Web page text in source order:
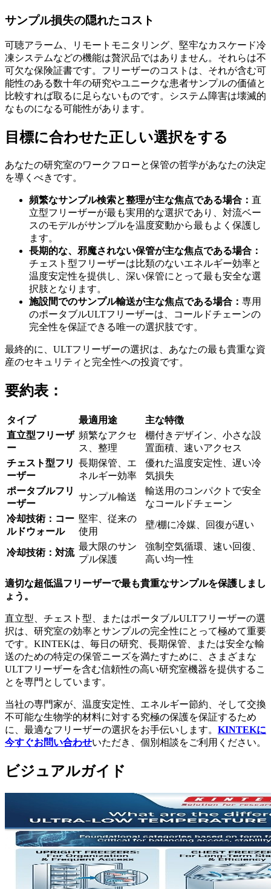
サンプル損失の隠れたコスト
可聴アラーム、リモートモニタリング、堅牢なカスケード冷
凍システムなどの機能は贅沢品ではありません。それらは不
可欠な保険証書です。フリーザーのコストは、それが含む可
能性のある数十年の研究やユニークな患者サンプルの価値と
比較すれば取るに足らないものです。システム障害は壊滅的
なものになる可能性があります。
目標に合わせた正しい選択をする
あなたの研究室のワークフローと保管の哲学があなたの決定
を導くべきです。
頻繁なサンプル検索と整理が主な焦点である場合： 直
立型フリーザーが最も実用的な選択であり、対流ベー
スのモデルがサンプルを温度変動から最もよく保護し
ます。
長期的な、邪魔されない保管が主な焦点である場合：
チェスト型フリーザーは比類のないエネルギー効率と
温度安定性を提供し、深い保管にとって最も安全な選
択肢となります。
施設間でのサンプル輸送が主な焦点である場合： 専用
のポータブルULTフリーザーは、コールドチェーンの
完全性を保証できる唯一の選択肢です。
最終的に、ULTフリーザーの選択は、あなたの最も貴重な資
産のセキュリティと完全性への投資です。
要約表：
タイプ 最適用途
主な特徴
直立型フリーザ
ー
頻繁なアクセ
ス、整理
棚付きデザイン、小さな設
置面積、速いアクセス
チェスト型フリ
ーザー
長期保管、エ
ネルギー効率
優れた温度安定性、遅い冷
気損失
ポータブルフリ
ーザー
サンプル輸送
輸送用のコンパクトで安全
なコールドチェーン
冷却技術：コー
ルドウォール
堅牢、従来の
使用
壁/棚に冷媒、回復が遅い
冷却技術：対流
最大限のサン
プル保護
強制空気循環、速い回復、
高い均一性
適切な超低温フリーザーで最も貴重なサンプルを保護しまし
ょう。
直立型、チェスト型、またはポータブルULTフリーザーの選
択は、研究室の効率とサンプルの完全性にとって極めて重要
です。KINTEKは、毎日の研究、長期保管、または安全な輸
送のための特定の保管ニーズを満たすために、さまざまな
ULTフリーザーを含む信頼性の高い研究室機器を提供するこ
とを専門としています。
当社の専門家が、温度安定性、エネルギー節約、そして交換
不可能な生物学的材料に対する究極の保護を保証するため
に、最適なフリーザーの選択をお手伝いします。 KINTEKに
今すぐお問い合わせいただき、個別相談をご利用ください。
ビジュアルガイド